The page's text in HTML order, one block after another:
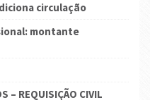
circulação
montante
– REQUISIÇÃO CIVIL